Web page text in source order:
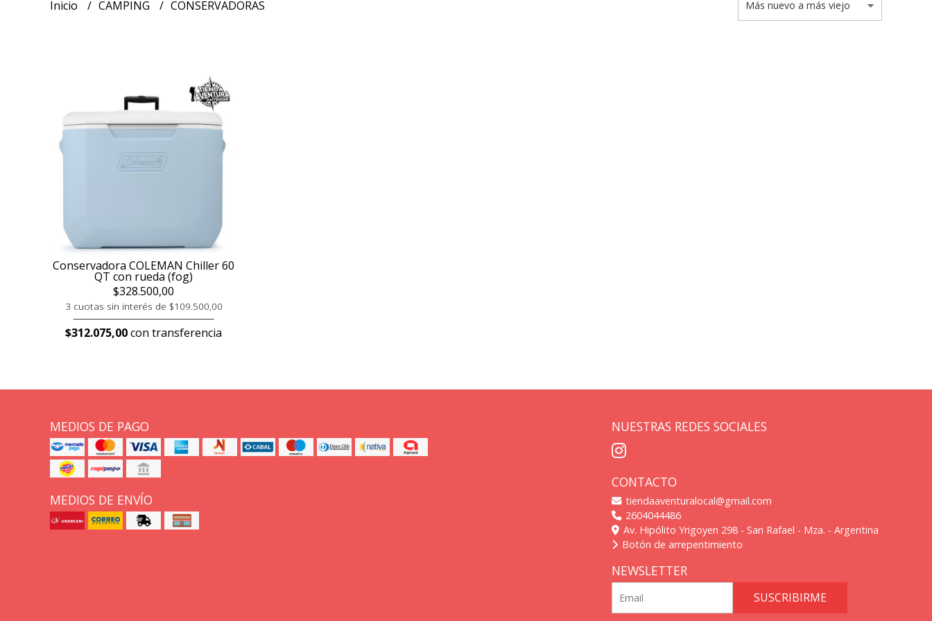
Inicio CAMPING CONSERVADORAS
Conservadora COLEMAN Chiller 60
QT con rueda (fog)
$328.500,00
3 cuotas sin interés de $109.500,00
$312.075,00con transferencia
MEDIOS DE PAGO
MEDIOS DE ENVÍO
NUESTRAS REDES SOCIALES
CONTACTO
tiendaaventuralocal@gmail.com
2604044486
Av. Hipólito Yrigoyen 298 - San Rafael - Mza. - Argentina
Botón de arrepentimiento
NEWSLETTER
SUSCRIBIRME